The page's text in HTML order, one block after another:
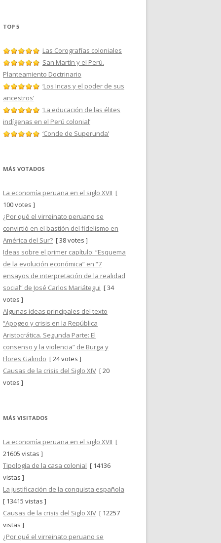
TOP 5
Las Corografías coloniales
San Martín y el Perú.
Planteamiento Doctrinario
‘Los Incas y el poder de sus
ancestros’
‘La educación de las élites
indígenas en el Perú colonial’
‘Conde de Superunda’
MÁS VOTADOS
La economía peruana en el siglo XVII [
100 votes ]
¿Por qué el virreinato peruano se
convirtió en el bastión del fidelismo en
América del Sur? [ 38 votes ]
Ideas sobre el primer capítulo: “Esquema
de la evolución económica” en “7
ensayos de interpretación de la realidad
social” de José Carlos Mariátegui [ 34
votes ]
Algunas ideas principales del texto
“Apogeo y crisis en la República
Aristocrática. Segunda Parte: El
consenso y la violencia” de Burga y
Flores Galindo [ 24 votes ]
Causas de la crisis del Siglo XIV [ 20
votes ]
MÁS VISITADOS
La economía peruana en el siglo XVII [
21605 vistas ]
Tipología de la casa colonial [ 14136
vistas ]
La justificación de la conquista española
[ 13415 vistas ]
Causas de la crisis del Siglo XIV [ 12257
vistas ]
¿Por qué el virreinato peruano se